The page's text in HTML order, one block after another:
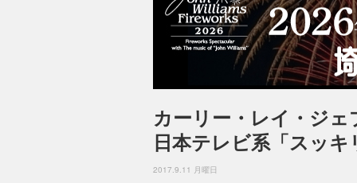
カーリー・レイ・ジ
日本テレビ系「スッキ
2017.9.11 月曜日